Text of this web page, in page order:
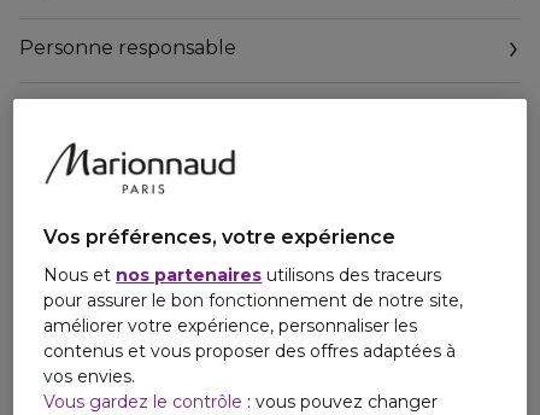
** Test instrumental sur 20 volontaires
NON COMÉDOGÈNE.
Personne responsable
Vos préférences, votre expérience
Nous et nos partenaires utilisons des traceurs
pour assurer le bon fonctionnement de notre site,
améliorer votre expérience, personnaliser les
contenus et vous proposer des offres adaptées à
vos envies.
Vous gardez le contrôle : vous pouvez changer